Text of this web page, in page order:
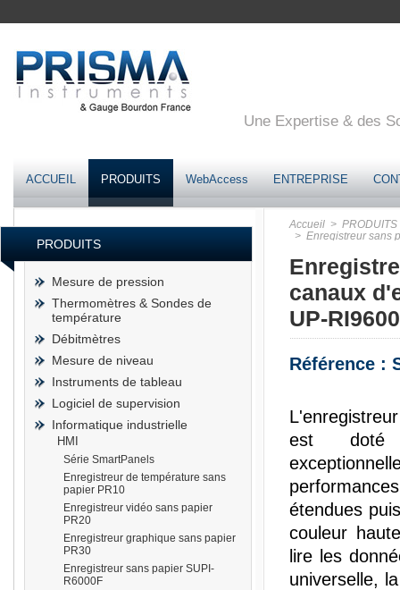
Une Expertise & des
ACCUEIL PRODUITS WebAccess ENTREPRISE
PRODUITS
Mesure de pression
Thermomètres & Sondes de
température
Débitmètres
Mesure de niveau
Instruments de tableau
Logiciel de supervision
Informatique industrielle
HMI
Série SmartPanels
Enregistreur de température sans
papier PR10
Enregistreur vidéo sans papier
PR20
Enregistreur graphique sans papier
PR30
Enregistreur sans papier SUPI-
R6000F
Accueil > PRODUITS
> Enregistreur sans
canaux
UP-
Référence :
est doté
étendues
couleur
lire les
universelle,